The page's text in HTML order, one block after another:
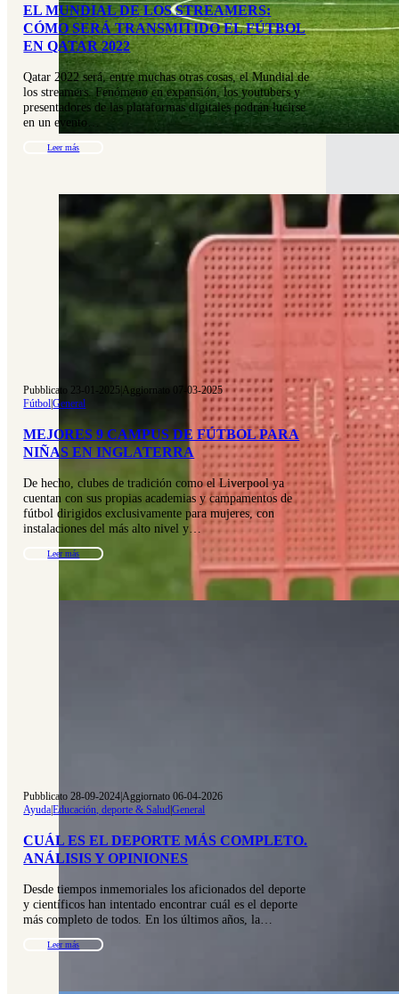
EL MUNDIAL DE LOS STREAMERS:
CÓMO SERÁ TRANSMITIDO EL FÚTBOL
EN QATAR 2022
Qatar 2022 será, entre muchas otras cosas, el Mundial de
los streamers. Fenómeno en expansión, los youtubers y
presentadores de las plataformas digitales podrán lucirse
en un evento…
Leer más
Pubblicato 23-01-2025 Aggiornato 07-03-2025
Fútbol|General
MEJORES 9 CAMPUS DE FÚTBOL PARA
NIÑAS EN INGLATERRA
De hecho, clubes de tradición como el Liverpool ya
cuentan con sus propias academias y campamentos de
fútbol dirigidos exclusivamente para mujeres, con
instalaciones del más alto nivel y…
Leer más
Pubblicato 28-09-2024|Aggiornato 06-04-2026
Ayuda|Educación, deporte & Salud|General
CUÁL ES EL DEPORTE MÁS COMPLETO.
ANÁLISIS Y OPINIONES
Desde tiempos inmemoriales los aficionados del deporte
y científicos han intentado encontrar cuál es el deporte
más completo de todos. En los últimos años, la…
Leer más